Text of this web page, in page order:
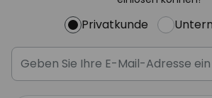
Privatkunde